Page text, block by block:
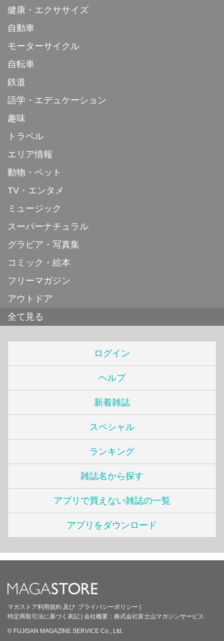
健康・エクササイズ
自動車
モーターサイクル
自転車
鉄道
語学・エデュケーション
趣味
トラベル
エリア情報
動物・ペット
TV・エンタメ
ミュージック
スーパーナチュラル
グラビア・写真集
コミック・絵本
フリーマガジン
アウトドア
全て見る
ログイン
ヘルプ
新着雑誌
スペシャル
ランキング
雑誌名から探す
アプリで買えない雑誌の一覧
アプリをダウンロード
マガストア利用規約 及び プライバシーポリシー |
特定商取引法に基づく表記 | 会社概要： 株式会社富士山マガジンサービス
© FUJISAN MAGAZINE SERVICE Co., Ltd.